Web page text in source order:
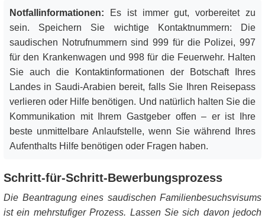
Notfallinformationen: Es ist immer gut, vorbereitet zu
sein. Speichern Sie wichtige Kontaktnummern: Die
saudischen Notrufnummern sind 999 für die Polizei, 997
für den Krankenwagen und 998 für die Feuerwehr. Halten
Sie auch die Kontaktinformationen der Botschaft Ihres
Landes in Saudi-Arabien bereit, falls Sie Ihren Reisepass
verlieren oder Hilfe benötigen. Und natürlich halten Sie die
Kommunikation mit Ihrem Gastgeber offen – er ist Ihre
beste unmittelbare Anlaufstelle, wenn Sie während Ihres
Aufenthalts Hilfe benötigen oder Fragen haben.
Schritt-für-Schritt-Bewerbungsprozess
Die Beantragung eines saudischen Familienbesuchsvisums
ist ein mehrstufiger Prozess. Lassen Sie sich davon jedoch